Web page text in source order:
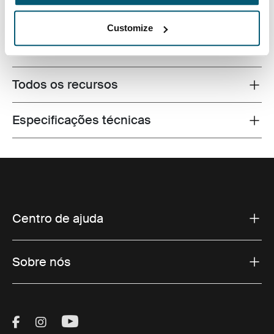
Customize
Toggle overview
Descrição do produto
Toggle features
Todos os recursos
Toggle techspec
Especificações técnicas
Centro de ajuda
Sobre nós
Visit Thule on Facebook (external link)
Visit Thule on Instagram (external link)
Visit Thule on Youtube (external